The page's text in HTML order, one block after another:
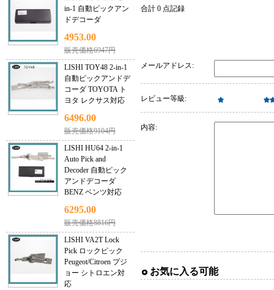
in-1 自動ピックアン
ドデコーダ
4953.00
販売価格6947円
LISHI TOY48 2-in-1
自動ピックアンドデ
コーダ TOYOTA ト
ヨタ レクサス対応
6496.00
販売価格9104円
LISHI HU64 2-in-1
Auto Pick and
Decoder 自動ピック
アンドデコーダ
BENZ ベンツ対応
6295.00
販売価格8816円
LISHI VA2T Lock
Pick ロックピック
Peugeot/Citroen プジ
ョー シトロエン対
応
合計 0 点記録
メールアドレス:
レビュー等級:
内容:
お気に入る可能